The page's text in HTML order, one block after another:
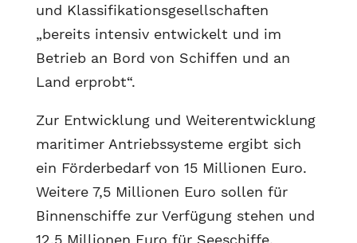
und Klassifikationsgesellschaften
„bereits intensiv entwickelt und im
Betrieb an Bord von Schiffen und an
Land erprobt“.
Zur Entwicklung und Weiterentwicklung
maritimer Antriebssysteme ergibt sich
ein Förderbedarf von 15 Millionen Euro.
Weitere 7,5 Millionen Euro sollen für
Binnenschiffe zur Verfügung stehen und
12,5 Millionen Euro für Seeschiffe.